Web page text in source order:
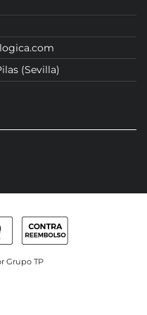
(Sevilla)
Grupo TP